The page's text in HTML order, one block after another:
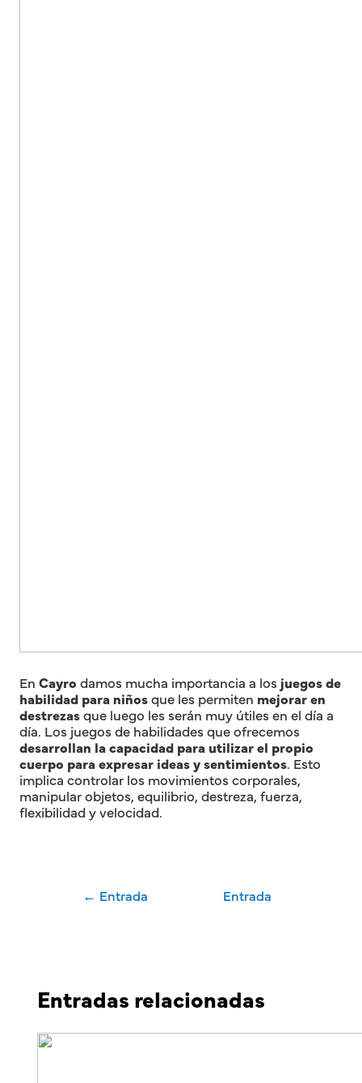
En Cayro damos mucha importancia a los juegos de
habilidad para niñosque les permiten mejorar en
destrezasque luego les serán muy útiles en el día a
día. Los juegos de habilidades que ofrecemos
desarrollan la capacidad para utilizar el propio
cuerpo para expresar ideas y sentimientos. Esto
implica controlar los movimientos corporales,
manipular objetos, equilibrio, destreza, fuerza,
flexibilidad y velocidad.
← Entrada
Entrada
Entradas relacionadas